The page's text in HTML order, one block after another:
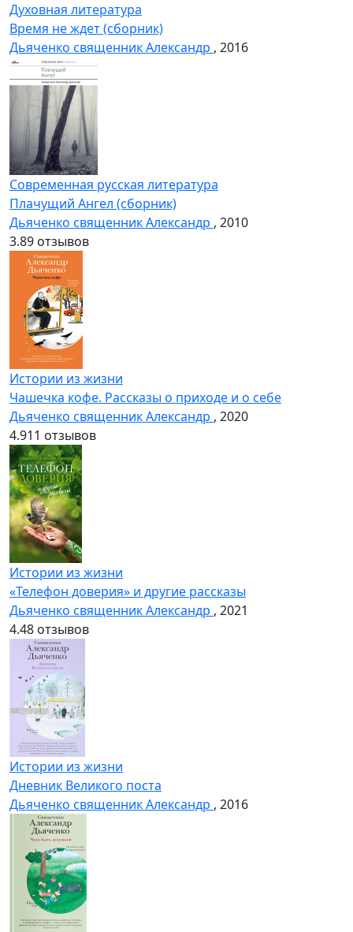
Духовная литература
Время не ждет (сборник)
Дьяченко священник Александр , 2016
Современная русская литература
Плачущий Ангел (сборник)
Дьяченко священник Александр , 2010
3.89 отзывов
Истории из жизни
Чашечка кофе. Рассказы о приходе и о себе
Дьяченко священник Александр , 2020
4.911 отзывов
Истории из жизни
«Телефон доверия» и другие рассказы
Дьяченко священник Александр , 2021
4.48 отзывов
Истории из жизни
Дневник Великого поста
Дьяченко священник Александр , 2016